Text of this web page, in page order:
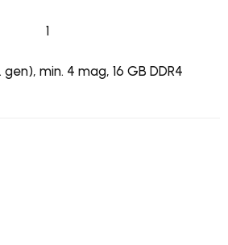
1
min. 4 mag, 16 GB DDR4